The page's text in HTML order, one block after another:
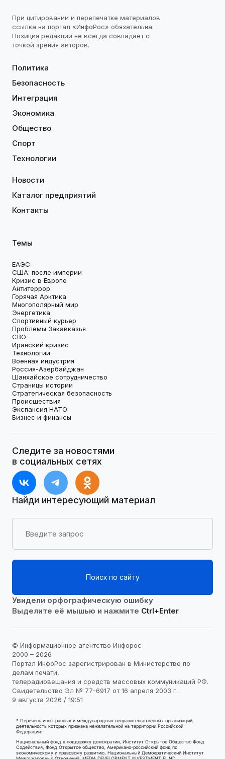
При цитировании и перепечатке материалов
ссылка на портал «ИнфоРос» обязательна.
Позиция редакции не всегда совпадает с
точкой зрения авторов.
Политика
Безопасность
Интеграция
Экономика
Общество
Спорт
Технологии
Новости
Каталог предприятий
Контакты
Темы
ЕАЭС
США: после империи
Кризис в Европе
Антитеррор
Горячая Арктика
Многополярный мир
Энергетика
Спортивный курьер
Проблемы Закавказья
СВО
Иранский кризис
Технологии
Военная индустрия
Россия-Азербайджан
Шанхайское сотрудничество
Страницы истории
Стратегическая безопасность
Происшествия
Экспансия НАТО
Бизнес и финансы
Следите за новостями
в социальных сетях
Найди интересующий материал
Поиск по сайту
Увидели орфографическую ошибку
Выделите её мышью и нажмите Ctrl+Enter
© Информационное агентство Инфорос
2000 – 2026
Портал ИнфоРос зарегистрирован в Министерстве по
делам печати,
телерадиовещания и средств массовых коммуникаций РФ.
Свидетельство Эл № 77-6917 от 16 апреля 2003 г.
9 августа 2026 / 19:51